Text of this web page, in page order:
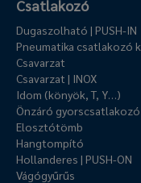
Csatlakozó
Dugaszolható | PUSH-IN
Pneumatika csatlakozó
Csavarzat
Csavarzat | INOX
Idom (könyök, T, Y…)
Önzáró gyorscsatlakozó
Elosztótömb
Hangtompító
Hollanderes | PUSH-ON
Vágógyűrűs